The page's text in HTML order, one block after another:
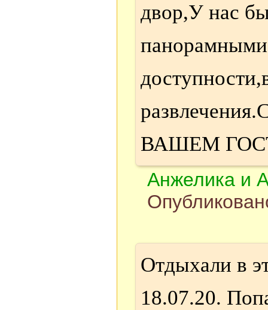
двор,У нас
ВАШЕМ
Анжелика и
Отдыхали в
18.07.20.